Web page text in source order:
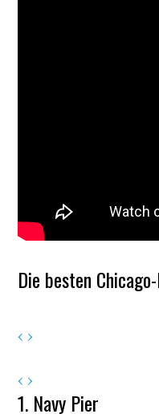
Die besten
‹ ›
‹ ›
1. Navy Pier